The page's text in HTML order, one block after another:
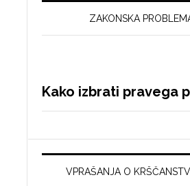
ZAKONSKA
Kako izbrati pravega
VPRAŠANJA O